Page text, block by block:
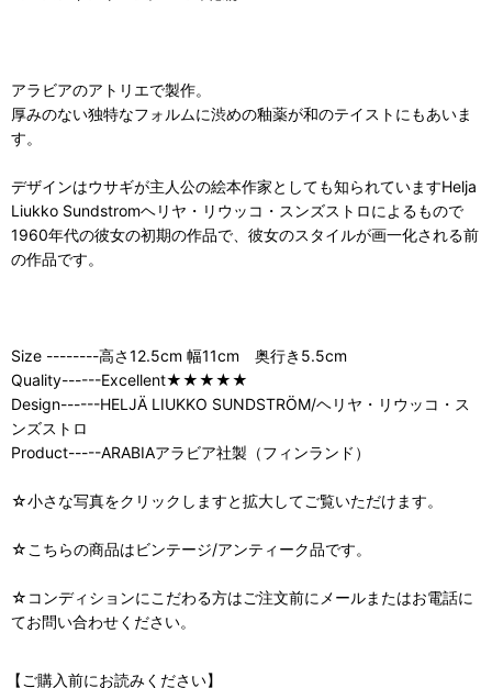
アラビアのアトリエで製作。
厚みのない独特なフォルムに渋めの釉薬が和のテイストにもあいま
す。
デザインはウサギが主人公の絵本作家としても知られていますHelja
Liukko Sundstromヘリヤ・リウッコ・スンズストロによるもので
1960年代の彼女の初期の作品で、彼女のスタイルが画一化される前
の作品です。
Size --------高さ12.5cm 幅11cm 奥行き5.5cm
Quality------Excellent★★★★★
Design------HELJÄ LIUKKO SUNDSTRÖM/ヘリヤ・リウッコ・ス
ンズストロ
Product-----ARABIAアラビア社製（フィンランド）
☆小さな写真をクリックしますと拡大してご覧いただけます。
☆こちらの商品はビンテージ/アンティーク品です。
☆コンディションにこだわる方はご注文前にメールまたはお電話に
てお問い合わせください。
【ご購入前にお読みください】